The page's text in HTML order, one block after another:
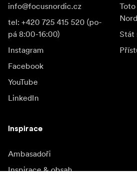
info@focusnordic.cz
tel: +420 725 415 520 (po-
pá 8:00-16:00)
Instagram
Facebook
YouTube
LinkedIn
Stát
Inspirace
Ambasadoři
Inspirace & obsah